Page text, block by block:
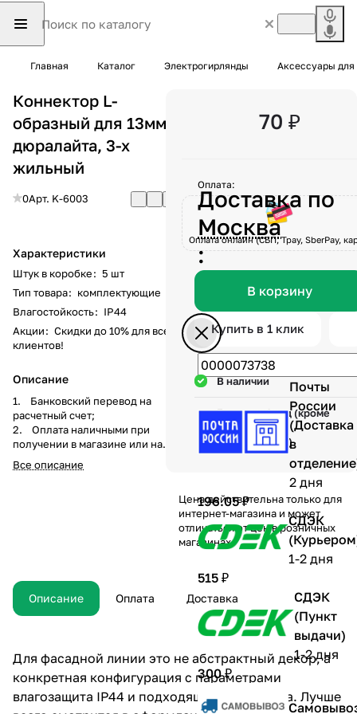
Главная Каталог Электрогирлянды Аксессуары для
Коннектор L-
образный для 13мм
дюралайта, 3-х
жильный
0Арт. K-6003
Характеристики
Штук в коробке: 5 шт
Тип товара: комплектующие
Влагостойкость: IP44
Акции: Скидки до 10% для всех
клиентов!
Описание
1. Банковский перевод на
расчетный счет;
2. Оплата наличными при
получении в магазине или на
складе компании а
также курьеру при доставке;
Все описание
70 ₽
Доставка по
Москва
:
Почты
России
(Доставка
в
2 дня
196.05 ₽
СДЭК
1-2 дня
515 ₽
СДЭК
(Пункт
выдачи)
1-2 дня
300 ₽
Оплата:
Оплата онлайн (СБП, Tpay, SberPay,
В корзину
Купить в 1 клик
В наличии
Гарантия 1 год (кроме
механических
повреждений)
Цена действительна только для
интернет-магазина и может
отличаться от цен в розничных
магазинах
Описание Оплата Доставка
Для фасадной линии это не абстрактный декор, а
конкретная конфигурация с параметрами
влагозащита IP44 и подходящий тип декора. Лучше